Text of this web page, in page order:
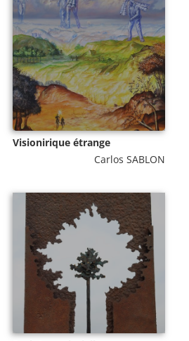
Visionirique étrange
Carlos SABLON